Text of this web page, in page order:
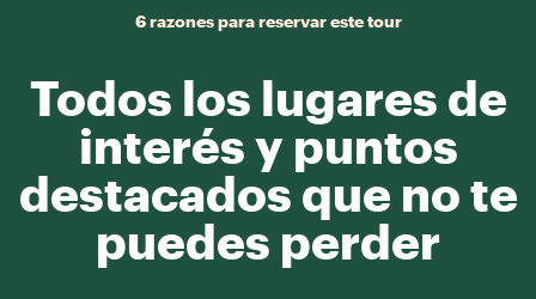
6 razones para reservar este tour
Todos los lugares de
interés y puntos
destacados que no te
puedes perder